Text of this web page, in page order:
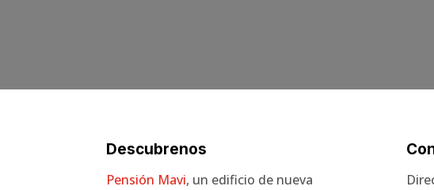
Descubrenos
Pensión Mavi, un edificio de nueva